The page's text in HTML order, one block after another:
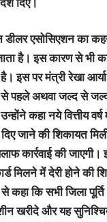
एसोसिएशन का
है। इस कारण से भी
इस पर मंत्री रेखा
से पहले अथवा जल्द से
कहा नये वित्तीय
जाने की शिकायत मिली
कार्रवाई की जाएगी।
मिलने में देरी होने की
कहा कि सभी जिला
खरीदे और यह